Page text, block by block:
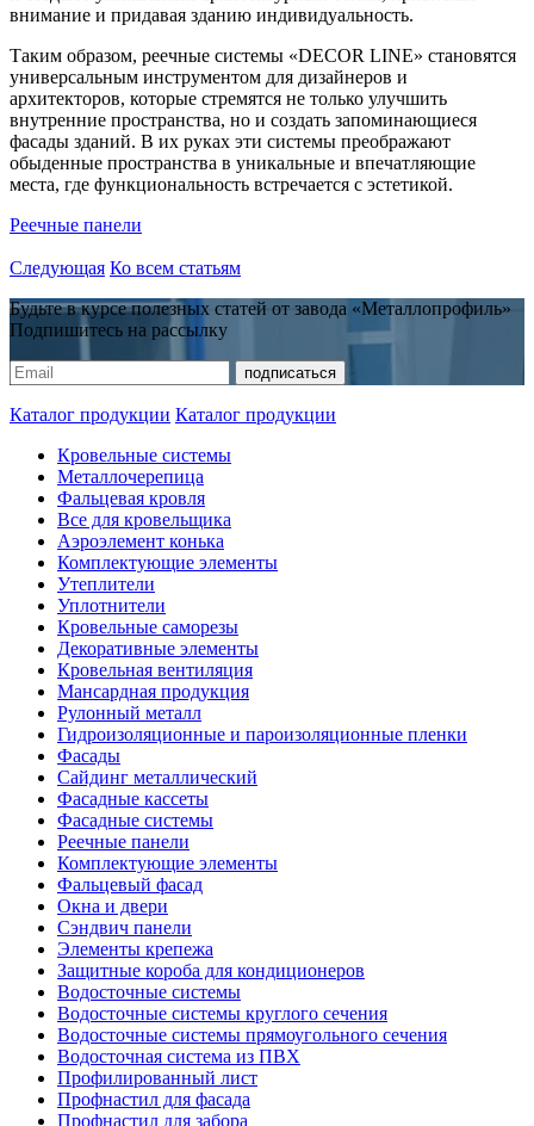
внимание и придавая зданию индивидуальность.
Таким образом, реечные системы «DECOR LINE» становятся
универсальным инструментом для дизайнеров и
архитекторов, которые стремятся не только улучшить
внутренние пространства, но и создать запоминающиеся
фасады зданий. В их руках эти системы преображают
обыденные пространства в уникальные и впечатляющие
места, где функциональность встречается с эстетикой.
Реечные панели
Следующая Ко всем статьям
Будьте в курсе полезных статей от завода «Металлопрофиль»
Подпишитесь на рассылку
Каталог продукции Каталог продукции
Кровельные системы
Металлочерепица
Фальцевая кровля
Все для кровельщика
Аэроэлемент конька
Комплектующие элементы
Утеплители
Уплотнители
Кровельные саморезы
Декоративные элементы
Кровельная вентиляция
Мансардная продукция
Рулонный металл
Гидроизоляционные и пароизоляционные пленки
Фасады
Сайдинг металлический
Фасадные кассеты
Фасадные системы
Реечные панели
Комплектующие элементы
Фальцевый фасад
Окна и двери
Сэндвич панели
Элементы крепежа
Защитные короба для кондиционеров
Водосточные системы
Водосточные системы круглого сечения
Водосточные системы прямоугольного сечения
Водосточная система из ПВХ
Профилированный лист
Профнастил для фасада
Профнастил для забора